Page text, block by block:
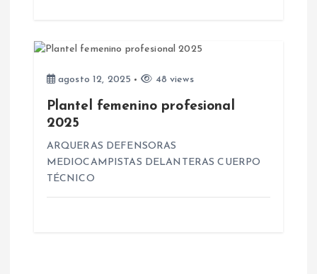
a
agosto 12, 2025 48 views
Plantel femenino profesional
2025
ARQUERAS DEFENSORAS
MEDIOCAMPISTAS DELANTERAS CUERPO
TÉCNICO